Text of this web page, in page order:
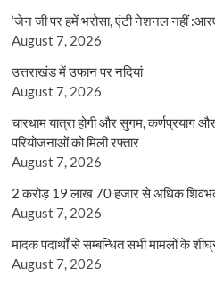
‘जेन जी पर हमें भरोसा, एंटी नेशनल नहीं
August 7, 2026
उत्तराखंड में उफान पर नदियां
August 7, 2026
चारधाम यात्रा होगी और सुगम, कर्णप्रयाग
परियोजनाओं को मिली रफ्तार
August 7, 2026
2 करोड़ 19 लाख 70 हजार से अधिक
August 7, 2026
मादक पदार्थों से सम्बन्धित सभी मामलों के
August 7, 2026